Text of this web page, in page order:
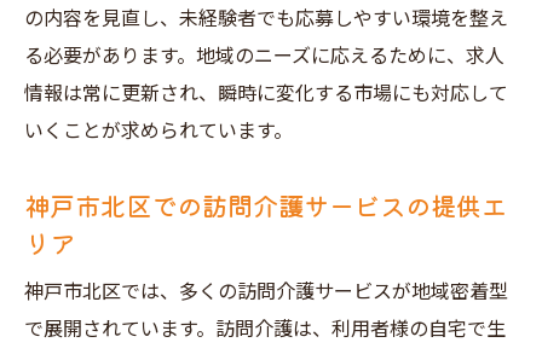
の内容を見直し、未経験者でも応募しやすい環境を整え
る必要があります。地域のニーズに応えるために、求人
情報は常に更新され、瞬時に変化する市場にも対応して
いくことが求められています。
神戸市北区での訪問介護サービスの提供エ
リア
神戸市北区では、多くの訪問介護サービスが地域密着型
で展開されています。訪問介護は、利用者様の自宅で生